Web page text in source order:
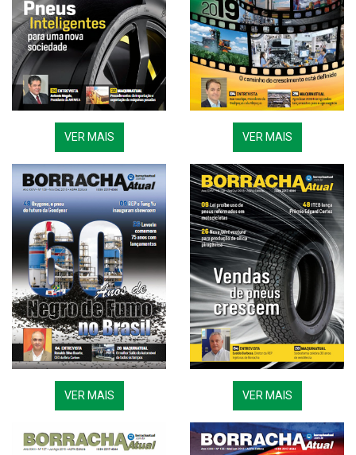
VER MAIS VER MAIS
VER MAIS VER MAIS